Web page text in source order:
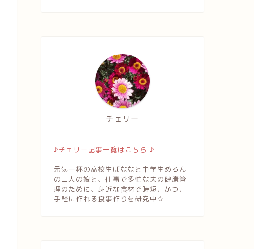
チェリー
♪チェリー記事一覧はこちら ♪
元気一杯の高校生ばななと中学生めろん
の二人の娘と、仕事で多忙な夫の健康管
理のために、身近な食材で時短、かつ、
手軽に作れる食事作りを研究中☆